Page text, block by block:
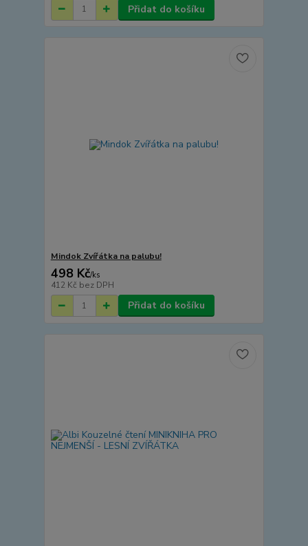
Přidat do košíku
Mindok Zvířátka na palubu!
498 Kč/ks
412 Kč bez DPH
Přidat do košíku